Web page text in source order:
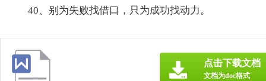
40、别为失败找借口，只为成功找动力。
点击下载文档
文档为doc格式